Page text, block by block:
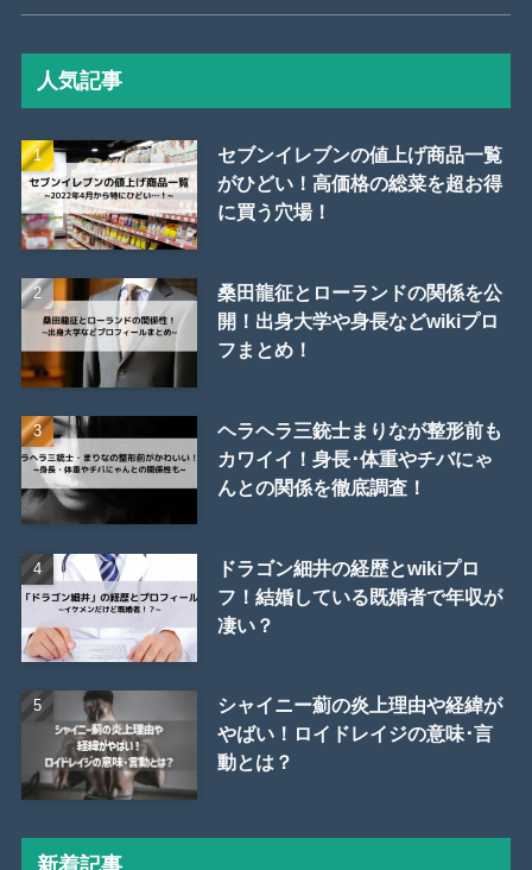
人気記事
セブンイレブンの値上げ商品一覧
がひどい！高価格の総菜を超お得
に買う穴場！
桑田龍征とローランドの関係を公
開！出身大学や身長などwikiプロ
フまとめ！
ヘラヘラ三銃士まりなが整形前も
カワイイ！身長･体重やチバにゃ
んとの関係を徹底調査！
ドラゴン細井の経歴とwikiプロ
フ！結婚している既婚者で年収が
凄い？
シャイニー薊の炎上理由や経緯が
やばい！ロイドレイジの意味･言
動とは？